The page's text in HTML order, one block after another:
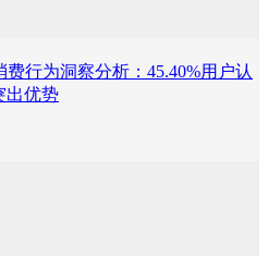
行为洞察分析：45.40%用户认
出优势